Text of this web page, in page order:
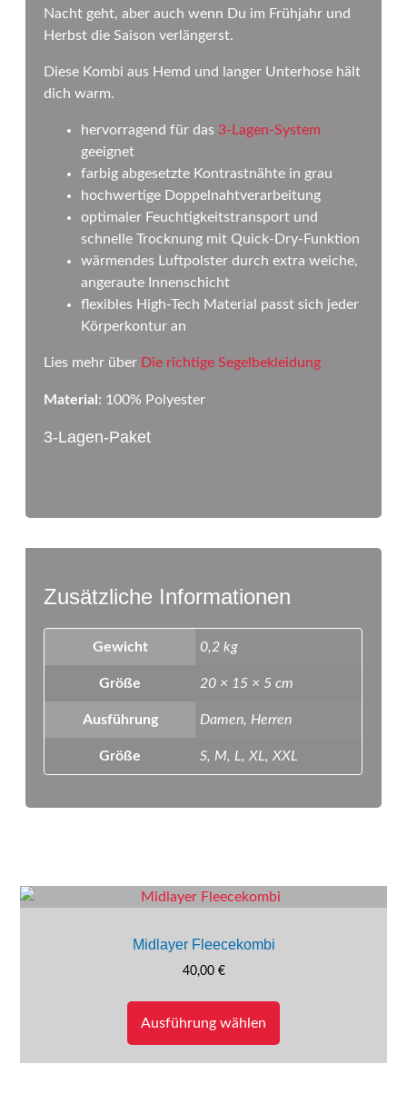
Nacht geht, aber auch wenn Du im Frühjahr und
Herbst die Saison verlängerst.
Diese Kombi aus Hemd und langer Unterhose hält
dich warm.
hervorragend für das 3-Lagen-System
geeignet
farbig abgesetzte Kontrastnähte in grau
hochwertige Doppelnahtverarbeitung
optimaler Feuchtigkeitstransport und
schnelle Trocknung mit Quick-Dry-Funktion
wärmendes Luftpolster durch extra weiche,
angeraute Innenschicht
flexibles High-Tech Material passt sich jeder
Körperkontur an
Lies mehr über Die richtige Segelbekleidung
Material : 100% Polyester
3-Lagen-Paket
Zusätzliche Informationen
Gewicht 0,2 kg
Größe 20 × 15 × 5 cm
Ausführung Damen, Herren
Größe S, M, L, XL, XXL
Midlayer Fleecekombi
40,00 €
Ausführung wählen
weist
mehrere